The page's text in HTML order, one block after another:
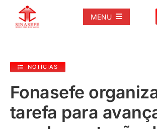
MENU
NOTÍCIAS
PUBLICAÇÕES
NOTÍCIAS
Fonasefe
tarefa para